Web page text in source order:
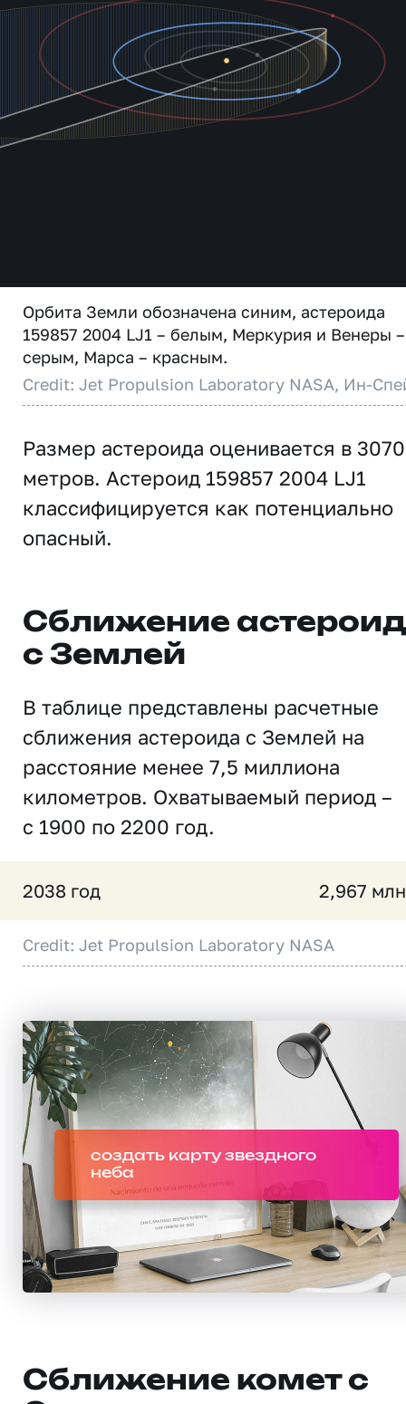
Орбита Земли обозначена синим, астероида
159857 2004 LJ1 – белым, Меркурия и Венеры –
серым, Марса – красным.
Credit: Jet Propulsion Laboratory NASA, Ин-
Размер астероида оценивается в 3070
метров. Астероид 159857 2004 LJ1
классифицируется как потенциально
опасный.
Сближение
с Землей
В таблице представлены расчетные
сближения астероида с Землей на
расстояние менее 7,5 миллиона
километров. Охватываемый период –
с 1900 по 2200 год.
2038 год 2,967
Credit: Jet Propulsion Laboratory NASA
создать карту звездного
неба
Сближение комет с